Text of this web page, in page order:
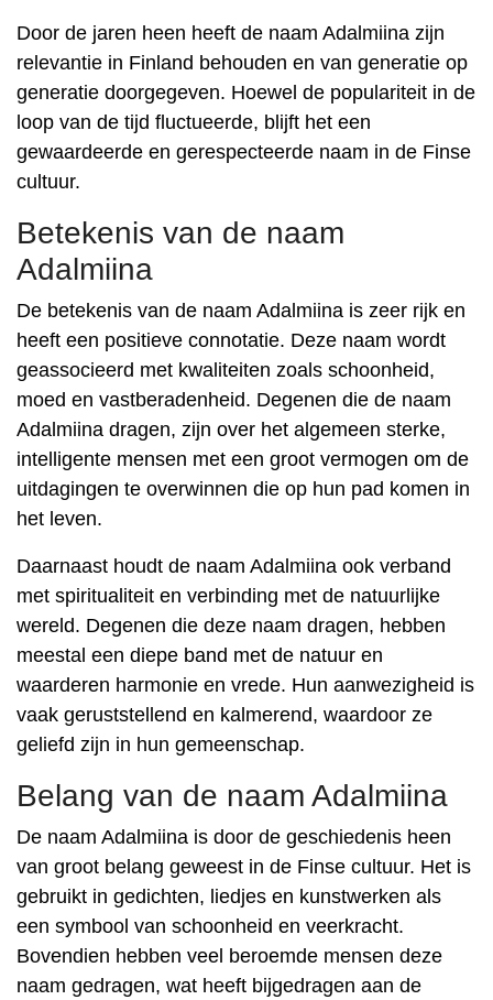
Door de jaren heen heeft de naam Adalmiina zijn
relevantie in Finland behouden en van generatie op
generatie doorgegeven. Hoewel de populariteit in de
loop van de tijd fluctueerde, blijft het een
gewaardeerde en gerespecteerde naam in de Finse
cultuur.
Betekenis van de naam
Adalmiina
De betekenis van de naam Adalmiina is zeer rijk en
heeft een positieve connotatie. Deze naam wordt
geassocieerd met kwaliteiten zoals schoonheid,
moed en vastberadenheid. Degenen die de naam
Adalmiina dragen, zijn over het algemeen sterke,
intelligente mensen met een groot vermogen om de
uitdagingen te overwinnen die op hun pad komen in
het leven.
Daarnaast houdt de naam Adalmiina ook verband
met spiritualiteit en verbinding met de natuurlijke
wereld. Degenen die deze naam dragen, hebben
meestal een diepe band met de natuur en
waarderen harmonie en vrede. Hun aanwezigheid is
vaak geruststellend en kalmerend, waardoor ze
geliefd zijn in hun gemeenschap.
Belang van de naam Adalmiina
De naam Adalmiina is door de geschiedenis heen
van groot belang geweest in de Finse cultuur. Het is
gebruikt in gedichten, liedjes en kunstwerken als
een symbool van schoonheid en veerkracht.
Bovendien hebben veel beroemde mensen deze
naam gedragen, wat heeft bijgedragen aan de